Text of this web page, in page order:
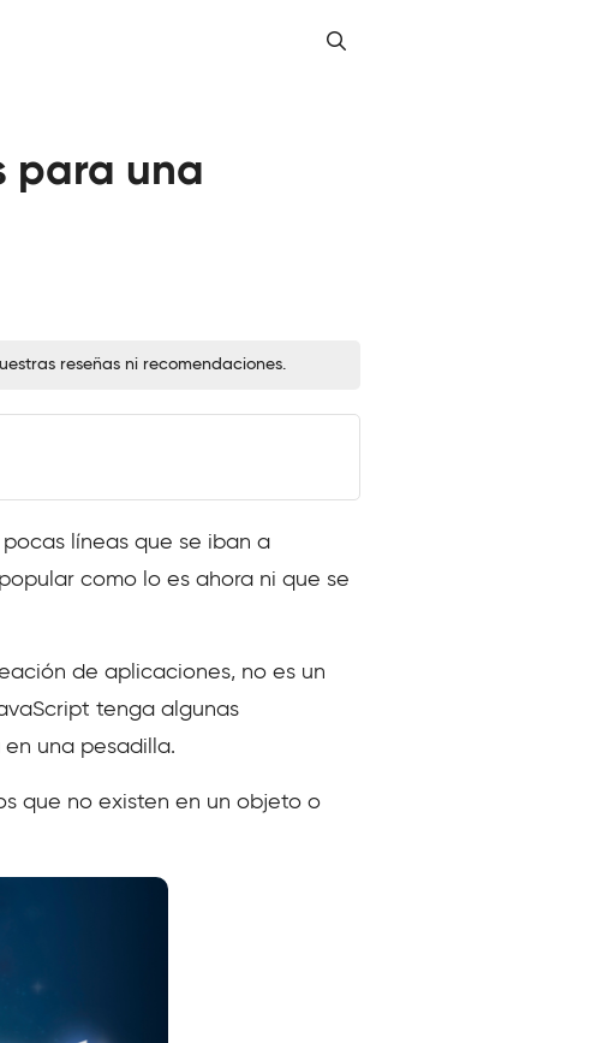
para una
reseñas ni recomendaciones.
líneas que se iban a
como lo es ahora ni que se
de aplicaciones, no es un
tenga algunas
una pesadilla.
que no existen en un objeto o